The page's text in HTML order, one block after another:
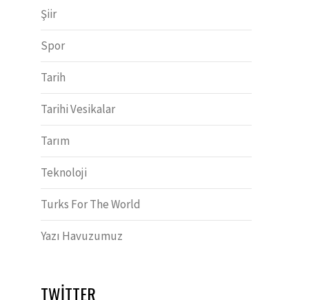
Şiir
Spor
Tarih
Tarihi Vesikalar
Tarım
Teknoloji
Turks For The World
Yazı Havuzumuz
TWITTER